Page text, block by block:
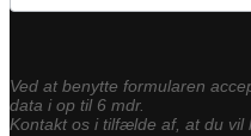
Ved at benytte formularen
data i op til 6 mdr.
Kontakt os i tilfælde af, at du vil